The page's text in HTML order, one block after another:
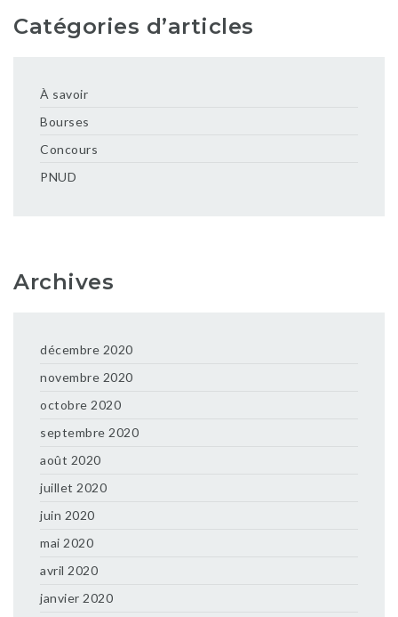
Catégories d’articles
À savoir
Bourses
Concours
PNUD
Archives
décembre 2020
novembre 2020
octobre 2020
septembre 2020
août 2020
juillet 2020
juin 2020
mai 2020
avril 2020
janvier 2020